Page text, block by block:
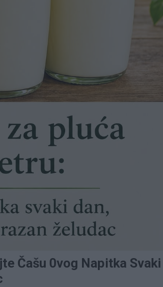
Čašu 0vog Napitka Svaki